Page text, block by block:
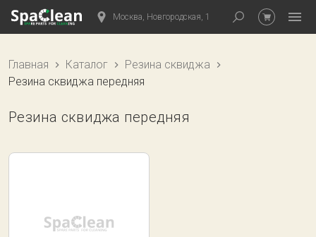
Москва, Новгородская, 1
Главная Каталог
Резина сквиджа
Резина сквиджа передняя
Резина сквиджа передняя